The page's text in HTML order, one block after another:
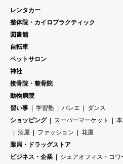
レンタカー
整体院・カイロプラクティック
図書館
自転車
ペットサロン
神社
接骨院・整骨院
動物病院
習い事
学習塾 バレエ
ダンス
ショッピング
スーパーマーケット
酒屋
ファッション
花屋
薬局・ドラッグストア
ビジネス・企業
シェアオフィス・コ